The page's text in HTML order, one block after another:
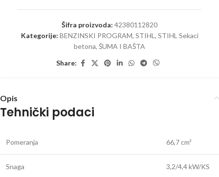
Šifra proizvoda: 42380112820
Kategorije: BENZINSKI PROGRAM, STIHL , STIHL Sekaci
betona, ŠUMA I BAŠTA
Share:
Opis
Tehnički podaci
Pomeranja 66,7 cm³
Snaga 3,2/4,4 kW/KS